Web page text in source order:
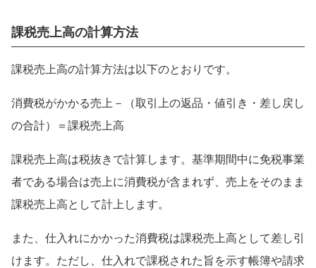
課税売上高の計算方法
課税売上高の計算方法は以下のとおりです。
消費税がかかる売上－（取引上の返品・値引き・差し戻し
の合計）＝課税売上高
課税売上高は税抜きで計算します。基準期間中に免税事業
者である場合は売上に消費税が含まれず、売上をそのまま
課税売上高として計上します。
また、仕入れにかかった消費税は課税売上高として差し引
けます。ただし、仕入れで課税された旨を示す帳簿や請求